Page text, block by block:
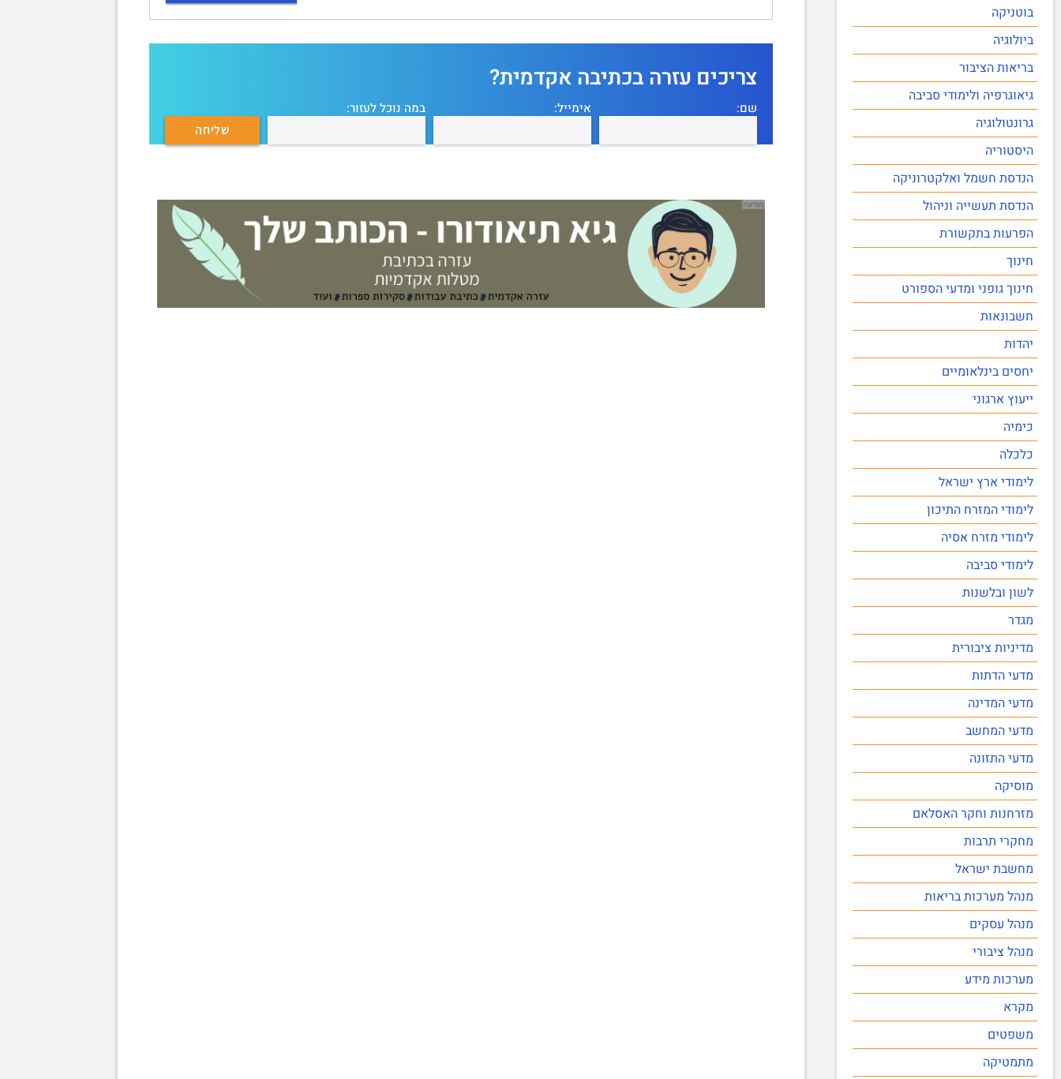
בוטניקה
ביולוגיה
בריאות הציבור
גיאוגרפיה ולימודי סביבה
גרונטולוגיה
היסטוריה
הנדסת חשמל ואלקטרוניקה
הנדסת תעשייה וניהול
הפרעות בתקשורת
חינוך
חינוך גופני ומדעי הספורט
חשבונאות
יהדות
יחסים בינלאומיים
ייעוץ ארגוני
כימיה
כלכלה
לימודי ארץ ישראל
לימודי המזרח התיכון
לימודי מזרח אסיה
לימודי סביבה
לשון ובלשנות
מגדר
מדיניות ציבורית
מדעי הדתות
מדעי המדינה
מדעי המחשב
מדעי התזונה
מוסיקה
מזרחנות וחקר האסלאם
מחקרי תרבות
מחשבת ישראל
מנהל מערכות בריאות
מנהל עסקים
מנהל ציבורי
מערכות מידע
מקרא
משפטים
מתמטיקה
צריכים עזרה בכתיבה אקדמית?
שם: אימייל: במה נוכל לעזור: